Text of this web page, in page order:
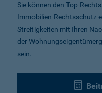
Sie können den Top-
Immobilien-Rechtsschutz
Streitigkeiten mit Ihren
der
sein.